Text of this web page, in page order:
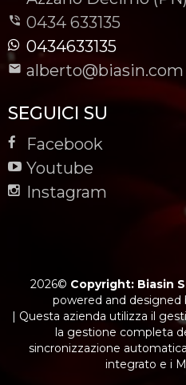
0434 633135
0434633135
alberto@biasin.com
SEGUICI SU
Facebook
Youtube
Instagram
2026© Copyright: Biasin
powered and designed
| Questa azienda utilizza il
la gestione completa
sincronizzazione
integrato e i